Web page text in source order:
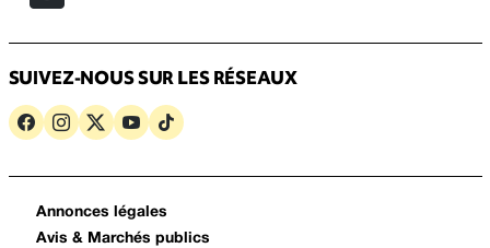
SUIVEZ-NOUS SUR LES RÉSEAUX
Annonces légales
Avis & Marchés publics